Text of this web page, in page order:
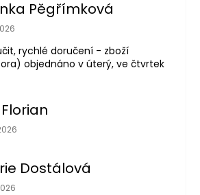
Pěgřímková
obchodu je 5 z 5 hvězdiček.
rychlé doručení - zboží
objednáno v úterý, ve čtvrtek
obchodu je 5 z 5 hvězdiček.
Dostálová
obchodu je 5 z 5 hvězdiček.